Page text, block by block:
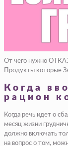
От чего нужно
Продукты
Когда
рацион
Когда речь идет о
месяц жизни
должно включать
на вопрос о том,